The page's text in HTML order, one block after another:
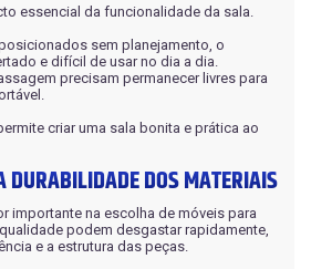
essencial da funcionalidade da sala.
sem planejamento, o
e difícil de usar no dia a dia.
precisam permanecer livres para
criar uma sala bonita e prática ao
DURABILIDADE DOS MATERIAIS
importante na escolha de móveis para
podem desgastar rapidamente,
e a estrutura das peças.